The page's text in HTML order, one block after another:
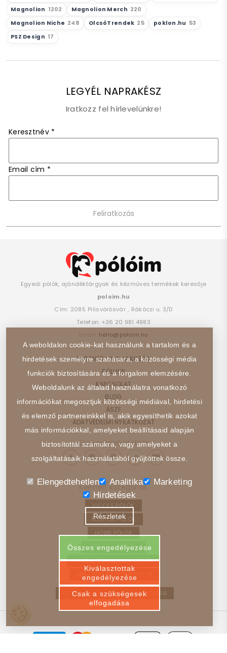
Magnolion 1202 Magnolion Merch 220
Magnolion Niche 248 OlcsóTrendek 25 poklon.hu 53
PSZ Design 17
LEGYÉL NAPRAKÉSZ
Iratkozz fel hírlevelünkre!
Keresztnév *
Email cím *
Egyedi pólók, ajándéktárgyak és kézműves termékek keresője
poloim.hu
Cím: 2085 Pilisvörösvár , Rákóczi u. 3/D
Telefon: +36 20 981 4983
hello@poloim.hu
PARTNER CSATLAKOZÁS
RÓLUNK
KAPCSOLAT
BLOG
ÁSZF
ADATVÉDELMI NYILATKOZAT
Kövess minket itt is:
Kiemelt kategóriák
VICCES PÓLÓK
ÁLLATOK PÓLÓK
HOBBI PÓLÓK
JÁRMŰVEK PÓLÓK
FILMEK, SOROZATOK PÓLÓK
ABSZTRAKT, ELVONT PÓLÓK
EGYEDI PÓLÓ – VISSZA A FŐOLDALRA
A weboldalon cookie-kat használunk a tartalom és a
hirdetések személyre szabására, a közösségi média
funkciók biztosítására és a forgalom elemzésére.
Weboldalunk az általad használatra vonatkozó
információkat megosztjuk közösségi médiával, hirdetési
és elemző partnereinkkel is, akik egyesíthetik azokat
más információkkal, amelyeket beállításaid alapján
biztosítottál számukra, vagy amelyeket a
szolgáltatásaik használatából gyűjtöttek össze.
Elengedtehetlen Analitika
Marketing
Hirdetések
Részletek
Összes engedélyezése
Kiválasztottak
engedélyezése
Csak a szükségesek
elfogadása